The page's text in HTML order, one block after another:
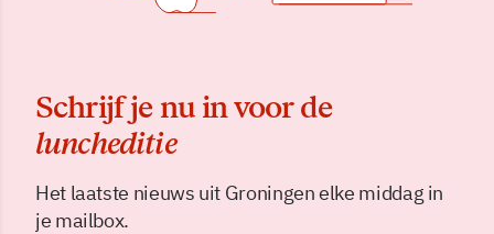
Schrijf je nu in voor de
luncheditie
Het laatste nieuws uit Groningen elke middag in
je mailbox.